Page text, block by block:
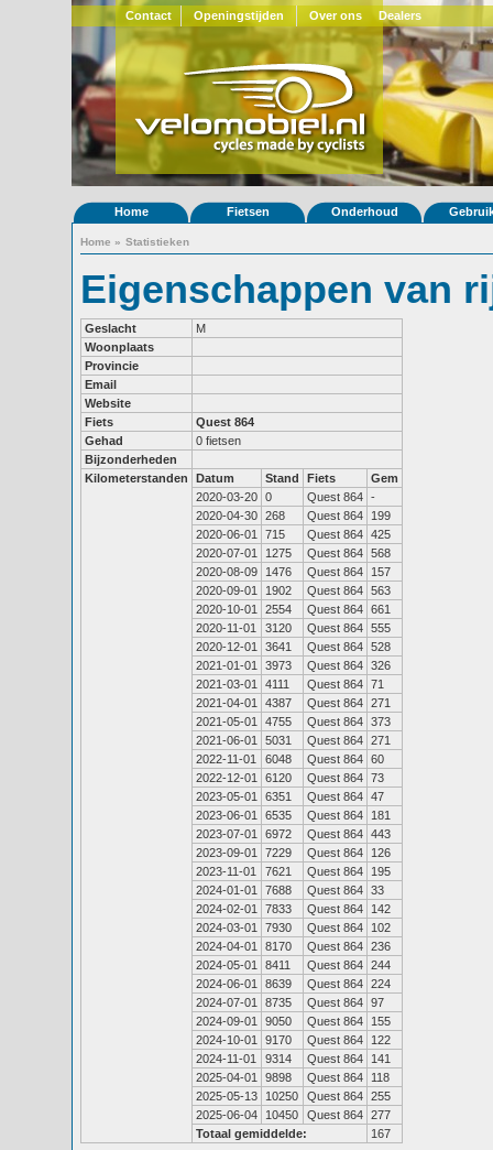
Contact Openingstijden Over ons Dealers
Home Fietsen Onderhoud
Home » Statistieken
Eigenschappen van
Geslacht
M
Woonplaats
Provincie
Email
Website
Fiets
Quest 864
Gehad
0 fietsen
Bijzonderheden
Kilometerstanden
Datum Stand Fiets
Gem
2020-03-20 0 Quest 864 -
2020-04-30 268 Quest 864
199
2020-06-01
715 Quest 864 425
2020-07-01
1275 Quest 864 568
2020-08-09
1476 Quest 864
157
2020-09-01
1902 Quest 864 563
2020-10-01
2554 Quest 864 661
2020-11-01
3120 Quest 864 555
2020-12-01
3641 Quest 864 528
2021-01-01
3973 Quest 864 326
2021-03-01
4111 Quest 864 71
2021-04-01
4387 Quest 864 271
2021-05-01
4755 Quest 864 373
2021-06-01
5031 Quest 864 271
2022-11-01
6048 Quest 864 60
2022-12-01
6120 Quest 864 73
2023-05-01
6351 Quest 864 47
2023-06-01
6535 Quest 864
181
2023-07-01
6972 Quest 864 443
2023-09-01
7229 Quest 864
126
2023-11-01
7621 Quest 864
195
2024-01-01
7688 Quest 864 33
2024-02-01
7833 Quest 864
142
2024-03-01
7930 Quest 864
102
2024-04-01
8170 Quest 864 236
2024-05-01
8411 Quest 864 244
2024-06-01
8639 Quest 864 224
2024-07-01
8735 Quest 864 97
2024-09-01
9050 Quest 864
155
2024-10-01
9170 Quest 864
122
2024-11-01
9314 Quest 864
141
2025-04-01
9898 Quest 864
118
2025-05-13
10250 Quest 864 255
2025-06-04
10450 Quest 864 277
Totaal gemiddelde:
167